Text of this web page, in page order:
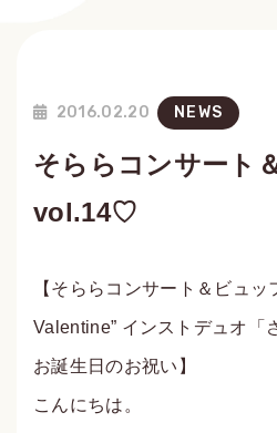
2016.02.20 NEWS
そららコンサート
vol.14♡
【そららコンサート＆ビュッ
Valentine” インストデュオ「‪
お誕生日のお祝い】
こんにちは。